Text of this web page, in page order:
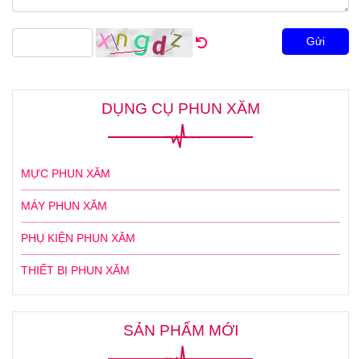
Gửi
DỤNG CỤ PHUN XĂM
MỰC PHUN XĂM
MÁY PHUN XĂM
PHỤ KIỆN PHUN XĂM
THIẾT BỊ PHUN XĂM
SẢN PHẨM MỚI